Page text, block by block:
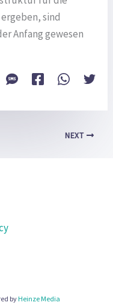
sind
Anfang gewesen
NEXT
byHeinze Media